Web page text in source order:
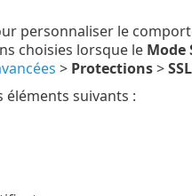
personnaliser le
choisies lorsque le Mode
> Protections>
suivants :